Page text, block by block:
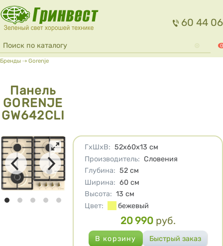
Перейти к основному содержанию
60 44 06
Форма поиска
Поиск 0
Вы здесь
Бренды ⇢ Gorenje
Панель
GORENJE
GW642CLI
Характеристики
ГхШхВ: 52х60х13 см
Производитель: Словения
Глубина: 52 см
Ширина: 60 см
Высота: 13 см
Цвет:
бежевый
Цена
20 990 руб.